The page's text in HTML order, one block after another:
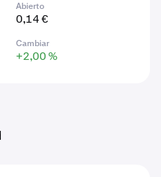
Abierto
0,14 €
Cambiar
+2,00 %